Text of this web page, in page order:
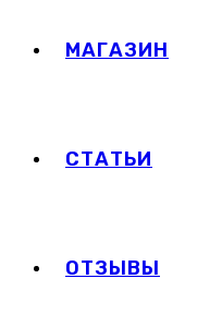
МАГАЗИН
СТАТЬИ
ОТЗЫВЫ